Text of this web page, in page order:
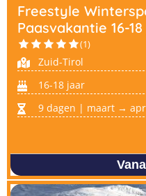
Freestyle
Paasvakantie 16-
(1)
Zuid-Tirol
16-18 jaar
9 dagen | maart →